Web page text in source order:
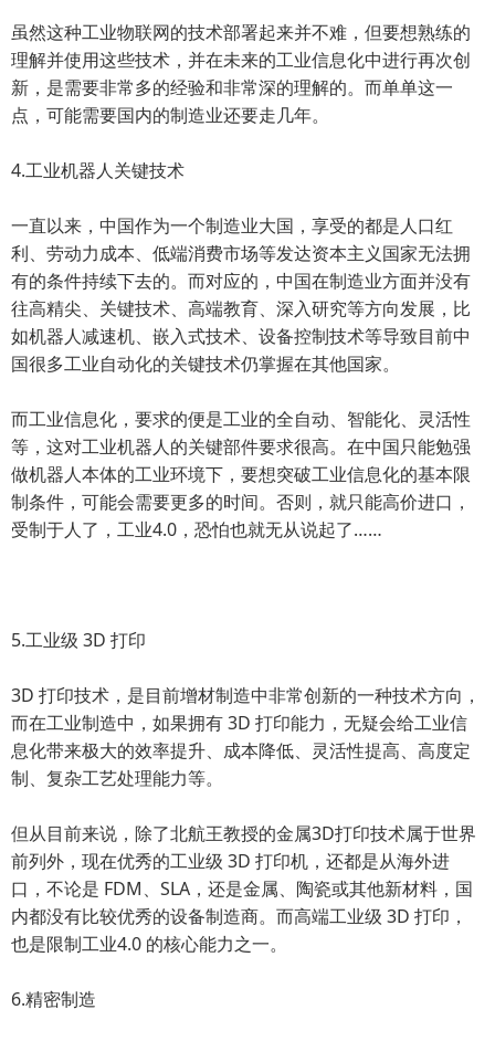
虽然这种工业物联网的技术部署起来并不难，但要想熟练的
理解并使用这些技术，并在未来的工业信息化中进行再次创
新，是需要非常多的经验和非常深的理解的。而单单这一
点，可能需要国内的制造业还要走几年。
4.工业机器人关键技术
一直以来，中国作为一个制造业大国，享受的都是人口红
利、劳动力成本、低端消费市场等发达资本主义国家无法拥
有的条件持续下去的。而对应的，中国在制造业方面并没有
往高精尖、关键技术、高端教育、深入研究等方向发展，比
如机器人减速机、嵌入式技术、设备控制技术等导致目前中
国很多工业自动化的关键技术仍掌握在其他国家。
而工业信息化，要求的便是工业的全自动、智能化、灵活性
等，这对工业机器人的关键部件要求很高。在中国只能勉强
做机器人本体的工业环境下，要想突破工业信息化的基本限
制条件，可能会需要更多的时间。否则，就只能高价进口，
受制于人了，工业4.0，恐怕也就无从说起了……
5.工业级 3D 打印
3D 打印技术，是目前增材制造中非常创新的一种技术方向，
而在工业制造中，如果拥有 3D 打印能力，无疑会给工业信
息化带来极大的效率提升、成本降低、灵活性提高、高度定
制、复杂工艺处理能力等。
但从目前来说，除了北航王教授的金属3D打印技术属于世界
前列外，现在优秀的工业级 3D 打印机，还都是从海外进
口，不论是 FDM、SLA，还是金属、陶瓷或其他新材料，国
内都没有比较优秀的设备制造商。而高端工业级 3D 打印，
也是限制工业4.0 的核心能力之一。
6.精密制造